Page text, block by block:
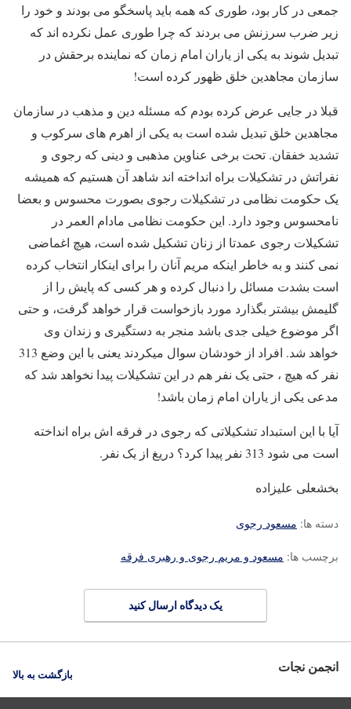
جمعی در کار بود، طوری که همه باید پاسخگو می بودند و خود را
زیر ضرب سرزنش می بردند که چرا طوری عمل نکرده اند که
تبدیل شوند به یکی از یاران امام زمان که نماینده برحقش در
سازمان مجاهدین خلق ظهور کرده است!
قبلا در جایی عرض کرده بودم که مسئله دین و مذهب در سازمان
مجاهدین خلق تبدیل شده است به یکی از اهرم های سرکوب و
تشدید خفقان. تحت برخی عناوین مذهبی و دینی که رجوی و
نفراتش در تشکیلات براه انداخته اند شاهد آن هستیم که همیشه
یک حکومت نظامی در تشکیلات رجوی بصورت محسوس و بعضا
نامحسوس وجود دارد. این حکومت نظامی مادام العمر در
تشکیلات رجوی عمدتا از زنان تشکیل شده است، هیچ اغماضی
نمی کنند و به خاطر اینکه مریم آنان را برای اینکار انتخاب کرده
است بشدت مسائل را دنبال کرده و هر کسی که پایش را از
گلیمش بیشتر بگذارد مورد بازخواست قرار خواهد گرفت، و حتی
اگر موضوع خیلی جدی باشد منجر به دستگیری و زندان وی
خواهد شد. افراد از خودشان سوال میکردند یعنی با این وضع 313
نفر که هیچ ، حتی یک نفر هم در این تشکیلات پیدا نخواهد شد که
مدعی یکی از یاران امام زمان باشد!
آیا با این استبداد تشکیلاتی که رجوی در فرقه اش براه انداخته
است می شود 313 نفر پیدا کرد؟ دریغ از یک نفر.
بخشعلی علیزاده
دسته ها: مسعود رجوی
برچسب ها: مسعود و مریم رجوی و رهبری فرقه
یک دیدگاه ارسال کنید
انجمن نجات بازگشت به بالا